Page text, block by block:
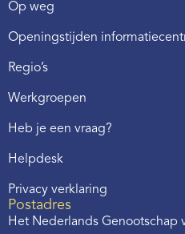
Op weg
Openingstijden
Regio’s
Werkgroepen
Heb je een vraag?
Helpdesk
Privacy verklaring
Postadres
Het Nederlands Genootschap